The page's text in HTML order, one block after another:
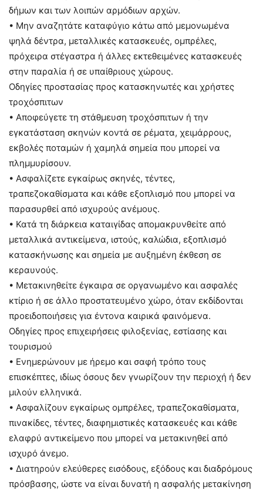
δήμων και των λοιπών αρμόδιων αρχών.
• Μην αναζητάτε καταφύγιο κάτω από μεμονωμένα
ψηλά δέντρα, μεταλλικές κατασκευές, ομπρέλες,
πρόχειρα στέγαστρα ή άλλες εκτεθειμένες κατασκευές
στην παραλία ή σε υπαίθριους χώρους.
Οδηγίες προστασίας προς κατασκηνωτές και χρήστες
τροχόσπιτων
• Αποφεύγετε τη στάθμευση τροχόσπιτων ή την
εγκατάσταση σκηνών κοντά σε ρέματα, χειμάρρους,
εκβολές ποταμών ή χαμηλά σημεία που μπορεί να
πλημμυρίσουν.
• Ασφαλίζετε εγκαίρως σκηνές, τέντες,
τραπεζοκαθίσματα και κάθε εξοπλισμό που μπορεί να
παρασυρθεί από ισχυρούς ανέμους.
• Κατά τη διάρκεια καταιγίδας απομακρυνθείτε από
μεταλλικά αντικείμενα, ιστούς, καλώδια, εξοπλισμό
κατασκήνωσης και σημεία με αυξημένη έκθεση σε
κεραυνούς.
• Μετακινηθείτε έγκαιρα σε οργανωμένο και ασφαλές
κτίριο ή σε άλλο προστατευμένο χώρο, όταν εκδίδονται
προειδοποιήσεις για έντονα καιρικά φαινόμενα.
Οδηγίες προς επιχειρήσεις φιλοξενίας, εστίασης και
τουρισμού
• Ενημερώνουν με ήρεμο και σαφή τρόπο τους
επισκέπτες, ιδίως όσους δεν γνωρίζουν την περιοχή ή δεν
μιλούν ελληνικά.
• Ασφαλίζουν εγκαίρως ομπρέλες, τραπεζοκαθίσματα,
πινακίδες, τέντες, διαφημιστικές κατασκευές και κάθε
ελαφρύ αντικείμενο που μπορεί να μετακινηθεί από
ισχυρό άνεμο.
• Διατηρούν ελεύθερες εισόδους, εξόδους και διαδρόμους
πρόσβασης, ώστε να είναι δυνατή η ασφαλής μετακίνηση